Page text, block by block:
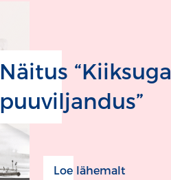
Näitus “Kiiksuga
puuviljandus”
Loe lähemalt